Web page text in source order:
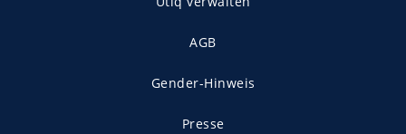
AGB
Gender-Hinweis
Presse